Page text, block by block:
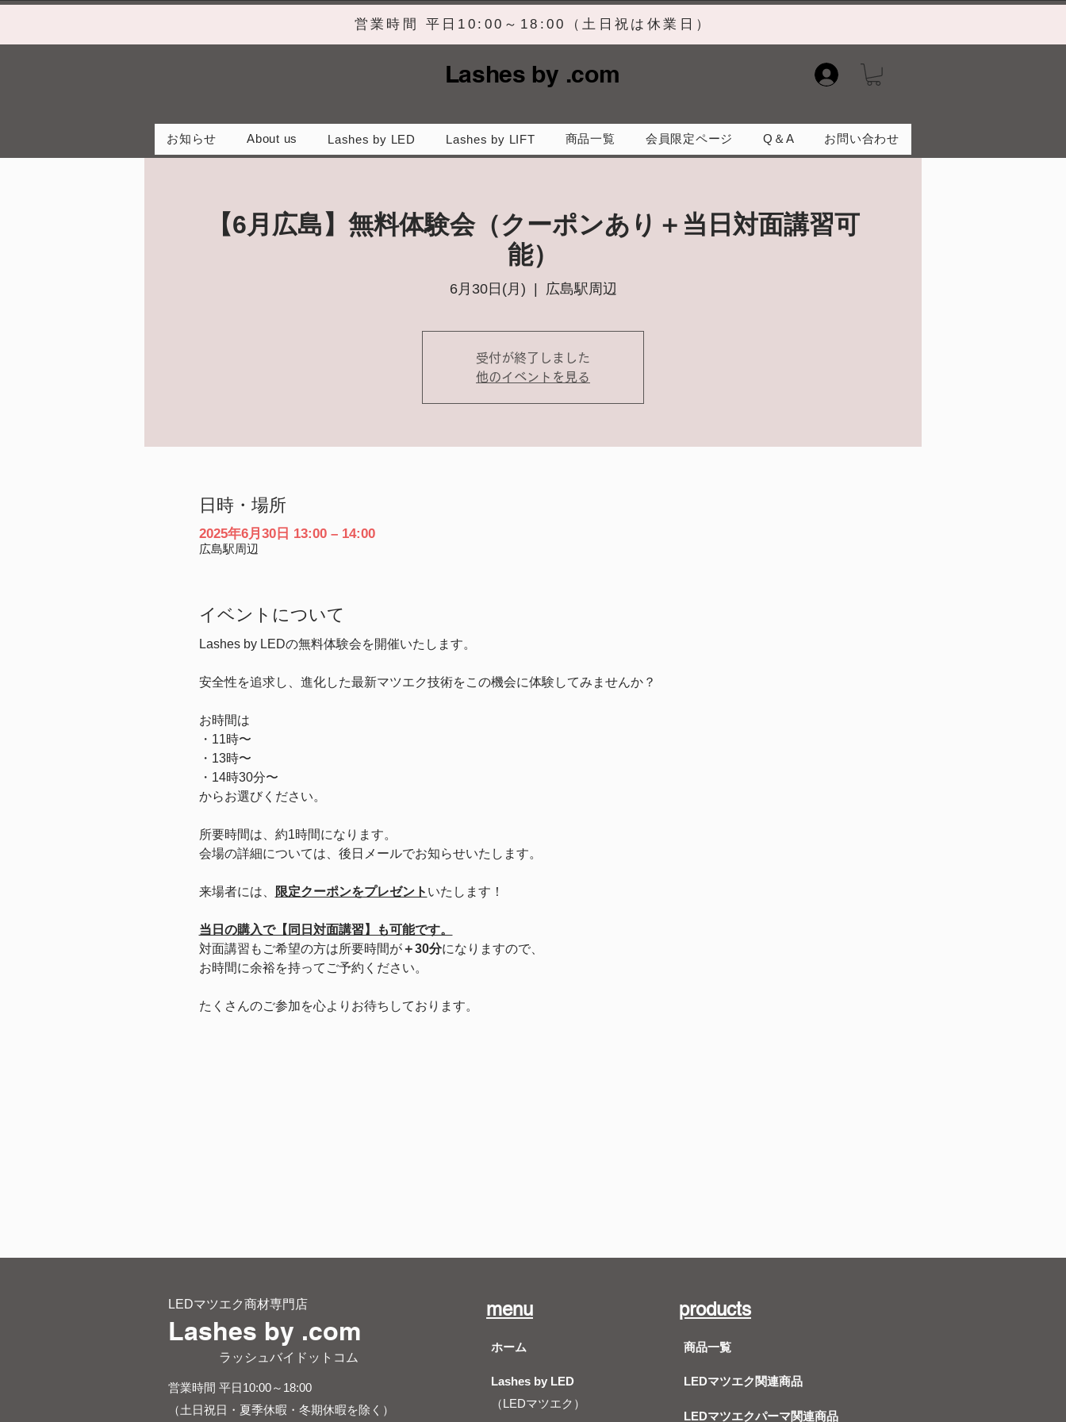
営業時間 平日10:00～18:00（土日祝は休業日）
Lashes by .com
お知らせ About us Lashes by LED Lashes by LIFT 商品一覧 会員限定ページ Q＆A お問い合わせ
【6月広島】無料体験会（クーポンあり＋当日対面講習可
能）
6月30日(月)
  |
広島駅周辺
受付が終了しました
他のイベントを見る
日時・場所
2025年6月30日 13:00 – 14:00
広島駅周辺
イベントについて
Lashes by LEDの無料体験会を開催いたします。
安全性を追求し、進化した最新マツエク技術をこの機会に体験してみませんか？
お時間は
・11時〜
・13時〜
・14時30分〜
からお選びください。
所要時間は、約1時間になります。
会場の詳細については、後日メールでお知らせいたします。
来場者には、 限定クーポンをプレゼント いたします！
当日の購入で【同日対面講習】も可能です。
対面講習もご希望の方は所要時間が＋30分になりますので、
お時間に余裕を持ってご予約ください。
たくさんのご参加を心よりお待ちしております。
LEDマツエク商材専門店
Lashes by .com
​ ラッシュバイドットコム
営業時間 平日10:00～18:00
（土日祝日・夏季休暇・冬期休暇を除く）
menu
ホーム
Lashes by LED
（LEDマツエク）
products
商品一覧
LEDマツエク関連商品
LEDマツエクパーマ関連商品